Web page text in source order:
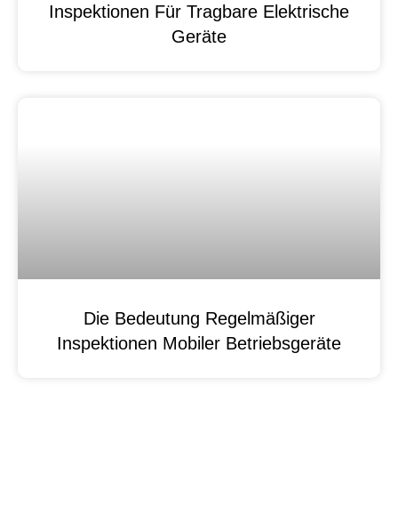
Inspektionen Für Tragbare Elektrische
Geräte
Die Bedeutung Regelmäßiger
Inspektionen Mobiler Betriebsgeräte